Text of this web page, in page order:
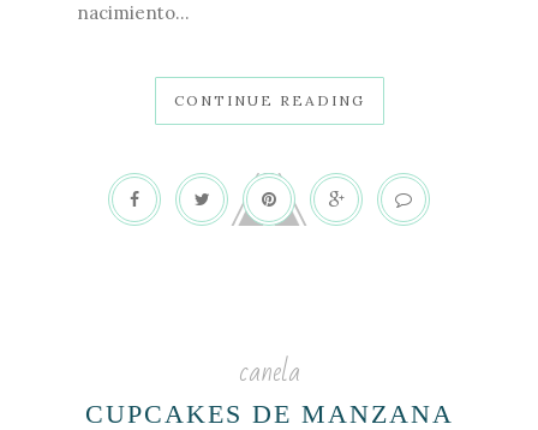
nacimiento...
CONTINUE READING
canela
CUPCAKES DE MANZANA